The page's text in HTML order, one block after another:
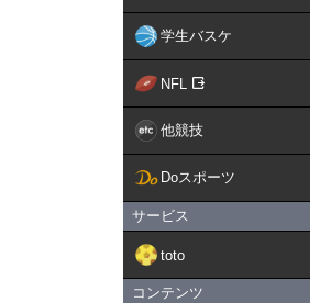
学生バスケ
NFL
他競技
Doスポーツ
サービス
toto
コンテンツ